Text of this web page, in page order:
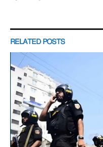
RELATED POSTS